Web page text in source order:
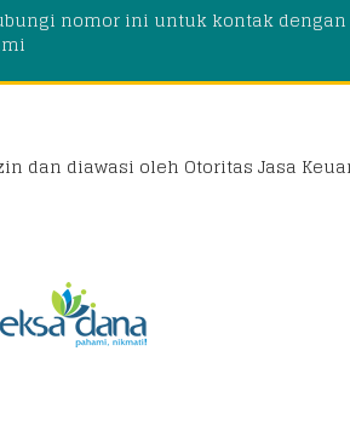
nomor ini untuk kontak dengan
dan diawasi oleh Otoritas Jasa